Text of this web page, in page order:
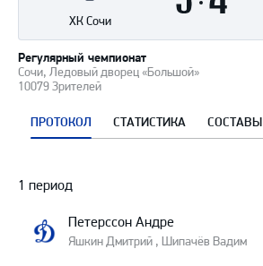
Сочи, Ледовый дворец «Большой»
10079 Зрителей
Регулярный чемпионат
ХК Сочи
ПРОТОКОЛ СТАТИСТИКА СОСТАВЫ
Протокол
1 период
Петерссон Андре
Яшкин Дмитрий , Шипачёв Вадим